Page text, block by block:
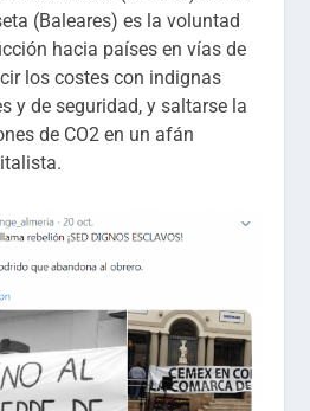
(Baleares) es la voluntad
hacia países en vías de
los costes con indignas
y de seguridad, y saltarse la
de CO2 en un afán